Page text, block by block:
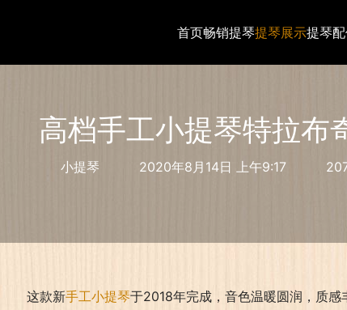
首页畅销提琴提琴展示提琴
高档手工小提琴特拉布
小提琴 2020年8月14日 上午9:17
这款新手工小提琴于2018年完成，音色温暖圆润，质